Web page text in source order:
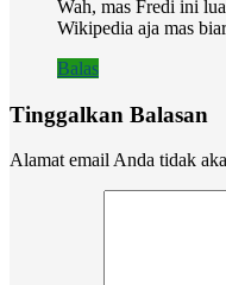
Wah, mas Fredi ini
Wikipedia aja mas
Balas
Tinggalkan Balasan
Alamat email Anda tidak